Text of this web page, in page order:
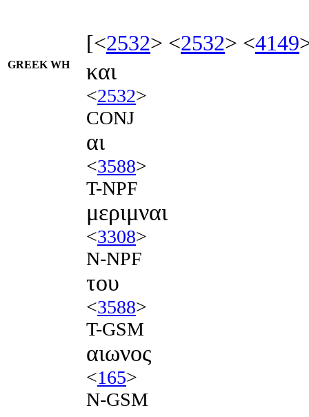
[<2532> <2532> <4149
GREEK WH και
<2532>
CONJ
αι
<3588>
T-NPF
μεριμναι
<3308>
N-NPF
του
<3588>
T-GSM
αιωνος
<165>
N-GSM